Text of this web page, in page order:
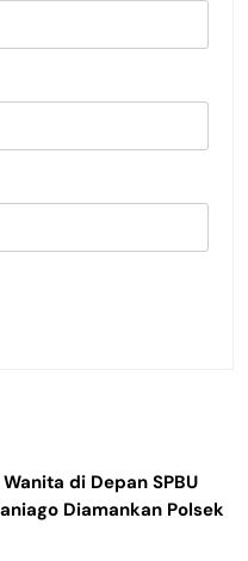
di Depan SPBU
Diamankan Polsek